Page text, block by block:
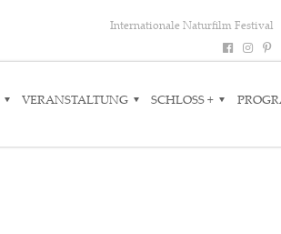
Internationale Naturfilm Festival
VERANSTALTUNG SCHLOSS +